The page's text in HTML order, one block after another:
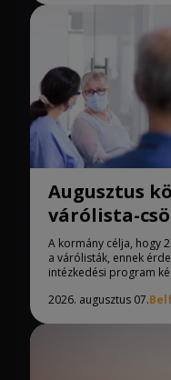
Augusztus
várólista-
A kormány célja, hogy
a várólisták, ennek
intézkedési program
2026. augusztus 07.